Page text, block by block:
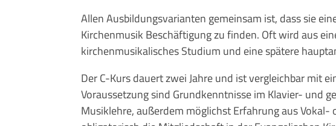
Allen Ausbildungsvarianten gemeinsam ist, dass sie
Kirchenmusik Beschäftigung zu finden. Oft wird aus
kirchenmusikalisches Studium und eine spätere
Der C-Kurs dauert zwei Jahre und ist vergleichbar mit
Voraussetzung sind Grundkenntnisse im Klavier- und
Musiklehre, außerdem möglichst Erfahrung aus